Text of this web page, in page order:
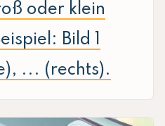
oder klein
Bild 1
... (rechts).